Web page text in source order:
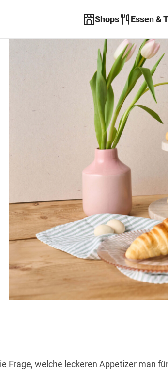
Shops Essen &
Frage, welche leckeren Appetizer man